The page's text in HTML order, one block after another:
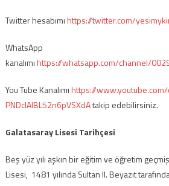
Twitter hesabımıhttps://twitter.com/
WhatsApp
kanalımıhttps://whatsapp.com/channel/
You Tube Kanalımıhttps://
PNDcIAlBL52n6pVSXdAtakip edebilirsiniz.
Galatasaray Lisesi Tarihçesi
Beş yüz yılı aşkın bir eğitim ve öğretim
Lisesi, 1481 yılında Sultan II. Beyazıt